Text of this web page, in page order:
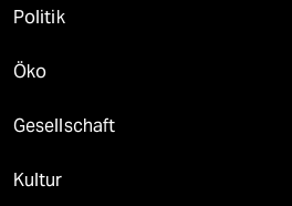
Politik
Öko
Gesellschaft
Kultur